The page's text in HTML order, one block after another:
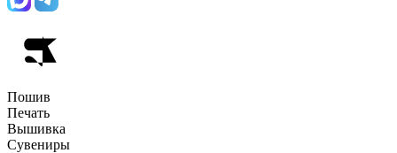
Пошив
Печать
Вышивка
Сувениры